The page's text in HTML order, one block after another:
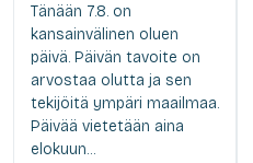
Tänään 7.8. on
kansainvälinen oluen
päivä. Päivän tavoite on
arvostaa olutta ja sen
tekijöitä ympäri maailmaa.
Päivää vietetään aina
elokuun...